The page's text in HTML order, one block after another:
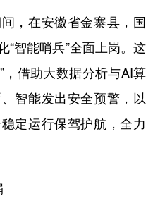
在安徽省金寨县，国
“智能哨兵”全面上岗。这
，借助大数据分析与AI算
智能发出安全预警，以
定运行保驾护航，全力